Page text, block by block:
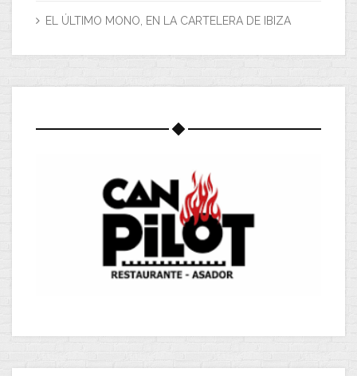
EL ÚLTIMO MONO, EN LA CARTELERA DE IBIZA